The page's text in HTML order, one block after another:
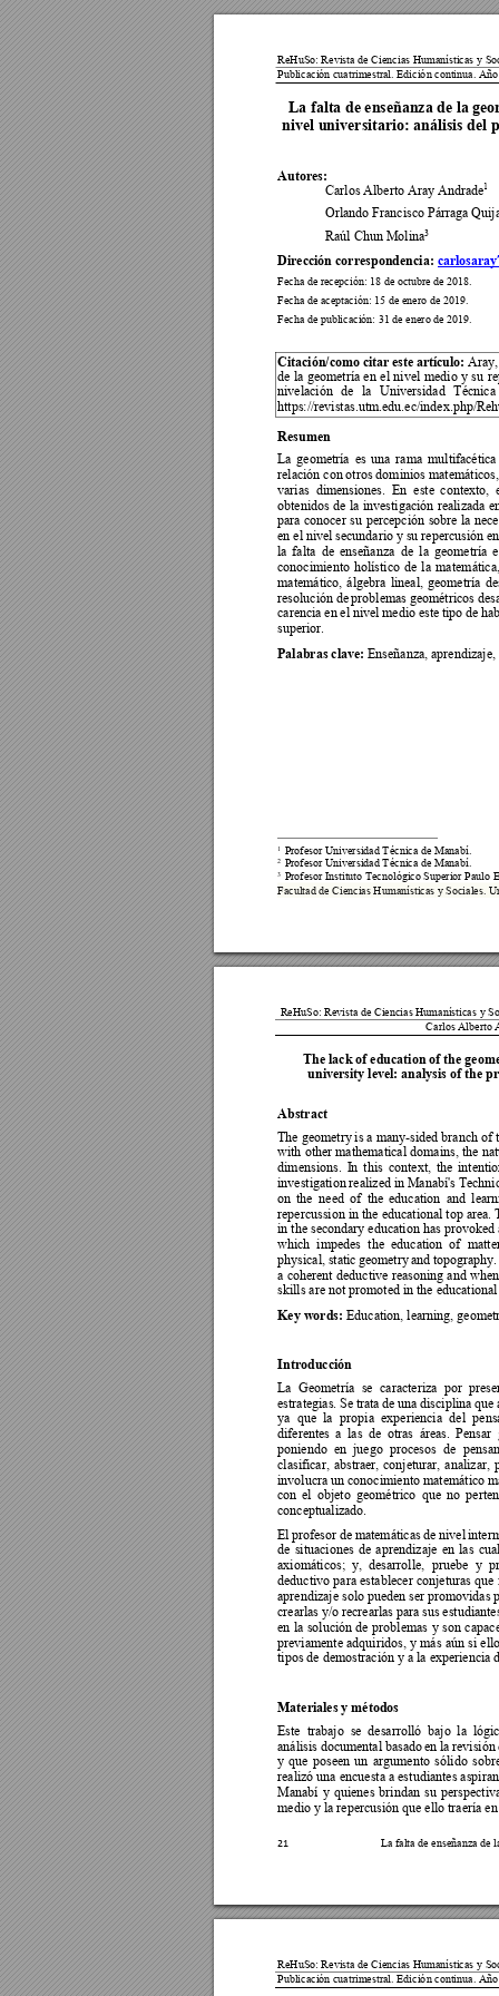
ReHuSo: Revista de Ciencias Humanísticas y
Publicación cuatrimestral. Edición continua.
Facultad de Ciencias Humanísticas y Sociales.
La falta de enseñanza de la g
nivel universitario: análisis del
Autores:
Carlos Alberto Aray Andrade1
Orlando Francisco Párraga
Raúl Chun Molina3
Dirección correspondencia:
Fecha de recepción: 18 de octubre de 2018.
Fecha de aceptación: 15 de enero de 2019.
Fecha de publicación: 31 de enero de 2019.
Resumen
La geometría es una rama multifacética
relación con otros dominios
varias  dimensiones.  En  este contexto,
obtenidos de la investigación realizada
para conocer su percepción sobre la
en el nivel secundario y su repercusión
la falta de enseñanza de la geometría
conocimiento holístico de la mat
matemático, álgebra lineal, geometría
resolución deproblemas geométricos
carencia en el nivel medio este tipo de
superior.
Palabras clave: Enseñanza,
1 Profesor Universidad Técnica de Manabí.
2 Profesor Universidad Técnica de Manabí.
3 Profesor Instituto Tecnológico Superior Paulo
Citación/como citar este artículo:
de la geometría en el nivel medio ysu
nivelación de la Universidad Técnica
https://revistas.utm.edu.ec/index.php/
ReHuSo: Revista de Ciencias Humanísticas y
Carlos Alberto
21 La falta de enseñanza de
The lack of education of the
university level: analysis of the
Abstract
The geometry is a many-sided branch of
with other mathematical domains, the
dimensions. In this context, the
investigation realized in Manabí's Tec
on the need of the education and
repercussion in the educational top area.
in the secondary education has provoked
which  impedes the  education  of
physical, static geometry and topog
a coherent deductive reasoning and
skills are not promoted in the
Key words: Education, learning,
Introducción
La Geometría se  caracteriza por
estrategias. Se trata deuna disciplina que
ya que la propia experiencia del p
diferentes a las de otras áreas. Pensar
poniendo  en juego procesos  de
clasificar, abstraer, conjeturar, analizar,
involucra un conocimiento matemático
con el objeto geométrico que no p
conceptualizado.
El profesor dematemáticas denivel
de situaciones de aprendizaje en las
axiomáticos; y,  desarrolle, pruebe y
deductivo para establecer conjeturas que
aprendizaje solo pueden ser promovidas
crearlas y/o recrearlas para sus
en la solución de problemas y son c
previamente adquiridos, y más aún si
tipos de demostración y a la experiencia
Materiales y métodos
Este  trabajo  se desarrolló  bajo la  lóg
análisis documental basado en la revisión
y que poseen un argumento sólido
realizó una encuesta a estudiantes
Manabí y quienes brindan su
medio y la repercusión que ello traería
ReHuSo: Revista de Ciencias Humanísticas y
Publicación cuatrimestral. Edición continua.